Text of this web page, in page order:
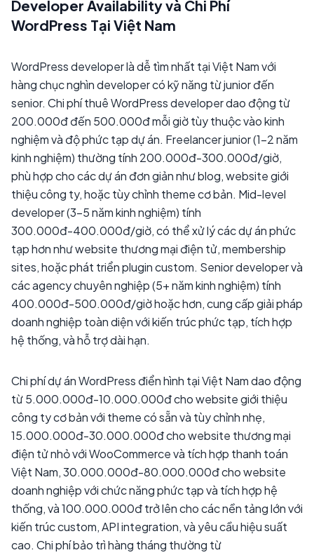
Developer Availability và Chi Phí
WordPress Tại Việt Nam
WordPress developer là dễ tìm nhất tại Việt Nam với
hàng chục nghìn developer có kỹ năng từ junior đến
senior. Chi phí thuê WordPress developer dao động từ
200.000đ đến 500.000đ mỗi giờ tùy thuộc vào kinh
nghiệm và độ phức tạp dự án. Freelancer junior (1-2 năm
kinh nghiệm) thường tính 200.000đ-300.000đ/giờ,
phù hợp cho các dự án đơn giản như blog, website giới
thiệu công ty, hoặc tùy chỉnh theme cơ bản. Mid-level
developer (3-5 năm kinh nghiệm) tính
300.000đ-400.000đ/giờ, có thể xử lý các dự án phức
tạp hơn như website thương mại điện tử, membership
sites, hoặc phát triển plugin custom. Senior developer và
các agency chuyên nghiệp (5+ năm kinh nghiệm) tính
400.000đ-500.000đ/giờ hoặc hơn, cung cấp giải pháp
doanh nghiệp toàn diện với kiến trúc phức tạp, tích hợp
hệ thống, và hỗ trợ dài hạn.
Chi phí dự án WordPress điển hình tại Việt Nam dao động
từ 5.000.000đ-10.000.000đ cho website giới thiệu
công ty cơ bản với theme có sẵn và tùy chỉnh nhẹ,
15.000.000đ-30.000.000đ cho website thương mại
điện tử nhỏ với WooCommerce và tích hợp thanh toán
Việt Nam, 30.000.000đ-80.000.000đ cho website
doanh nghiệp với chức năng phức tạp và tích hợp hệ
thống, và 100.000.000đ trở lên cho các nền tảng lớn với
kiến trúc custom, API integration, và yêu cầu hiệu suất
cao. Chi phí bảo trì hàng tháng thường từ